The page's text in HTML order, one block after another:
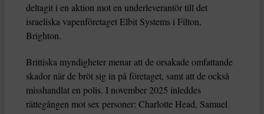
deltagit i en aktion mot en underleverantör till det
israeliska vapenföretaget Elbit Systems i Filton,
Brighton.
Brittiska myndigheter menar att de orsakade omfattande
skador när de bröt sig in på företaget, samt att de också
misshandlat en polis. I november 2025 inleddes
rättegången mot sex personer: Charlotte Head, Samuel